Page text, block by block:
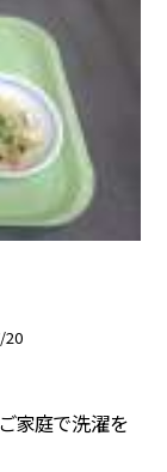
20
家庭で洗濯を